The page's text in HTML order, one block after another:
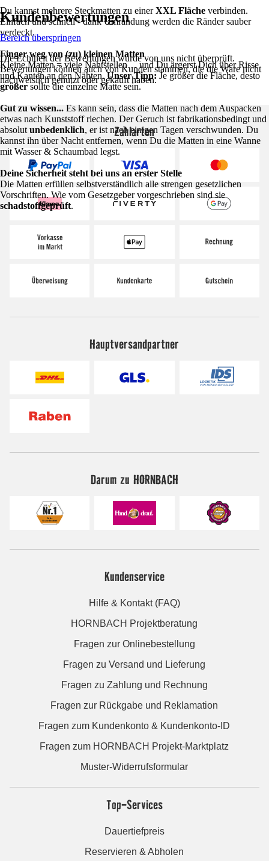
Du kannst mehrere Steckmatten zu einerXXL Fläche verbinden.
Einfach und schnell - dank Umrandung werden die Ränder sauber
verdeckt.
Finger weg von (zu) kleinen Matten
Kleine Matten = viele Nahtstellen… und Du ärgerst Dich über Risse
und Kanten an den Nähten.Unser Tipp:Je größer die Fläche, desto
größersollte die einzelne Matte sein.
Gut zu wissen... Es kann sein, dass die Matten nach dem Auspacken
etwas nach Kunststoff riechen. Der Geruch ist fabrikationsbedingt und
absolut unbedenklich, er ist nach einigen Tagen verschwunden. Du
kannst ihn über Nacht entfernen, wenn Du die Matten in eine Wanne
mit Wasser & Schaumbad legst.
Deine Sicherheit steht bei uns an erster Stelle
Die Matten erfüllen selbstverständlich alle strengen gesetzlichen
Vorschriften. Wie vom Gesetzgeber vorgeschrieben sind sie
schadstoffgeprüft.
Kundenbewertungen
Bereich überspringen
Die Echtheit der Bewertungen wurde von uns nicht überprüft.
Bewertungen können auch von Kunden stammen, die die Ware nicht
nachweislich genutzt oder gekauft haben.
Zahlarten
Hauptversandpartner
Darum zu HORNBACH
Kundenservice
Hilfe & Kontakt (FAQ)
HORNBACH Projektberatung
Fragen zur Onlinebestellung
Fragen zu Versand und Lieferung
Fragen zu Zahlung und Rechnung
Fragen zur Rückgabe und Reklamation
Fragen zum Kundenkonto & Kundenkonto-ID
Fragen zum HORNBACH Projekt-Marktplatz
Muster-Widerrufsformular
Top-Services
Dauertiefpreis
Reservieren & Abholen